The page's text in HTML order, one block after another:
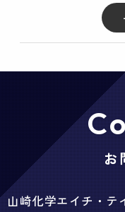
お
山崎化学エイチ・テ